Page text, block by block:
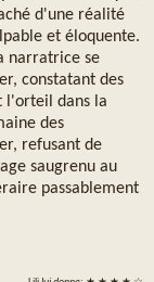
d'une réalité
et éloquente.
narratrice se
constatant des
l'orteil dans la
des
refusant de
saugrenu au
passablement